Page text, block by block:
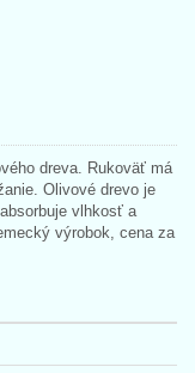
dreva. Rukoväť má
Olivové drevo je
vlhkosť a
výrobok, cena za